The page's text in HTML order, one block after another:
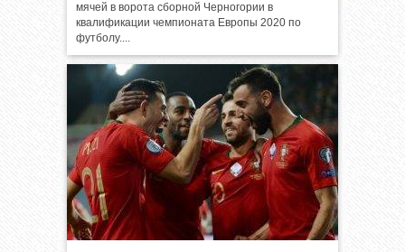
мячей в ворота сборной Черногории в
квалификации чемпионата Европы 2020 по
футболу....